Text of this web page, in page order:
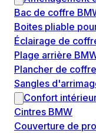
Bac de coffre
Boites pliable
Éclairage de
Plage arrière
Plancher de
Sangles
Confort
Cintres BMW
Couverture de